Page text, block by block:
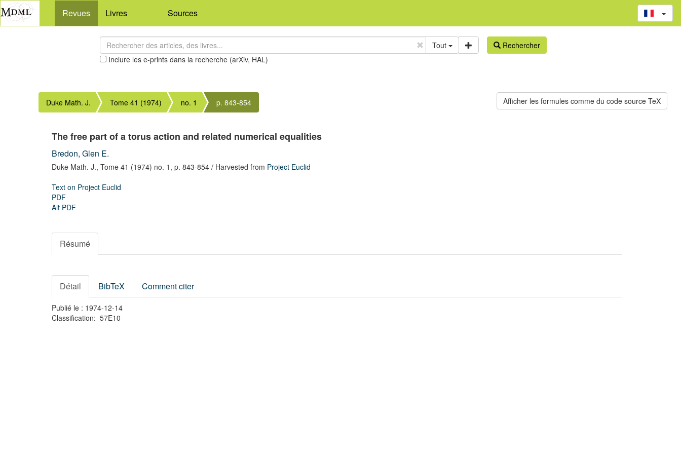
Revues Livres Sources
Tout
Inclure les e-prints dans la recherche (arXiv, HAL)
Rechercher
Duke Math. J. Tome 41 (1974) no. 1 p. 843-854
The free part of a torus action and related numerical equalities
Bredon, Glen E.
Duke Math. J., Tome 41 (1974) no. 1, p. 843-854 / Harvested from Project Euclid
Text on Project Euclid
PDF
Alt PDF
Résumé
Détail BibTeX Comment citer
Publié le : 1974-12-14
Classification: 57E10